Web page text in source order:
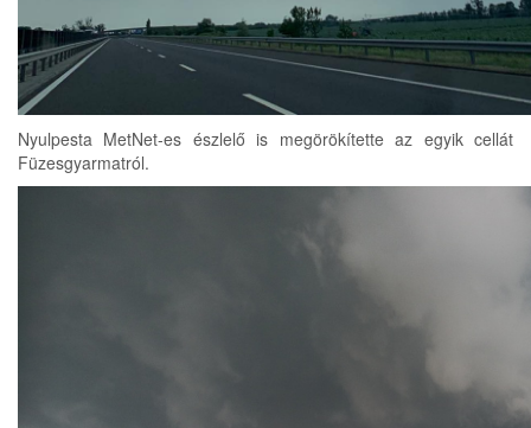
Nyulpesta MetNet-es észlelő is megörökítette az egyik cellát
Füzesgyarmatról.